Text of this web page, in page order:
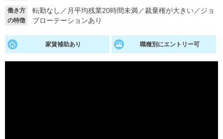
就活ノウハウが満載！ お役立ち記事・相談室など
働き方
の特徴
転勤なし ／ 月平均残業20時間未満／裁量権が大きい／ジョ
ブローテーションあり
家賃補助あり 職種別にエントリー可